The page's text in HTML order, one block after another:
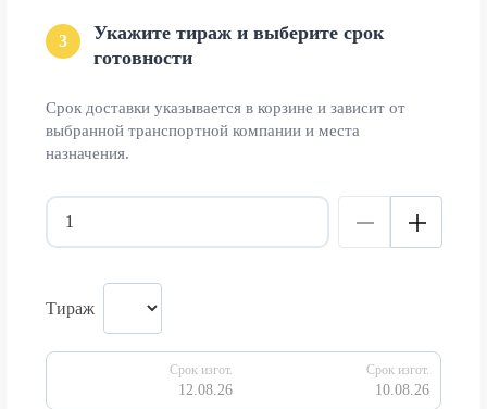
3
Укажите тираж и выберите срок
готовности
Срок доставки указывается в корзине и зависит от
выбранной транспортной компании и места
назначения.
Тираж
Срок изгот.
12.08.26
Срок изгот.
10.08.26